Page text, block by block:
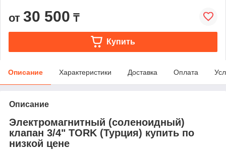
от 30 500 ₸
Купить
Описание Характеристики Доставка Оплата
Описание
Электромагнитный (соленоидный)
клапан 3/4" TORK (Турция) купить по
низкой цене